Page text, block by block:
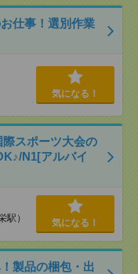
仕事！選別作業
気になる！
スポーツ大会の
N1[アルバイ
駅） 気になる！
製品の梱包・出